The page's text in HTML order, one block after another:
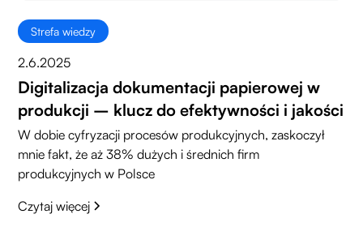
Strefa wiedzy
2.6.2025
Digitalizacja dokumentacji papierowej w
produkcji – klucz do efektywności i jakości
W dobie cyfryzacji procesów produkcyjnych, zaskoczył
mnie fakt, że aż 38% dużych i średnich firm
produkcyjnych w Polsce
Czytaj więcej